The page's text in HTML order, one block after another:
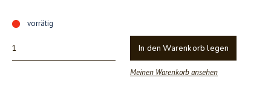
vorrätig
In den Warenkorb legen
Meinen Warenkorb ansehen